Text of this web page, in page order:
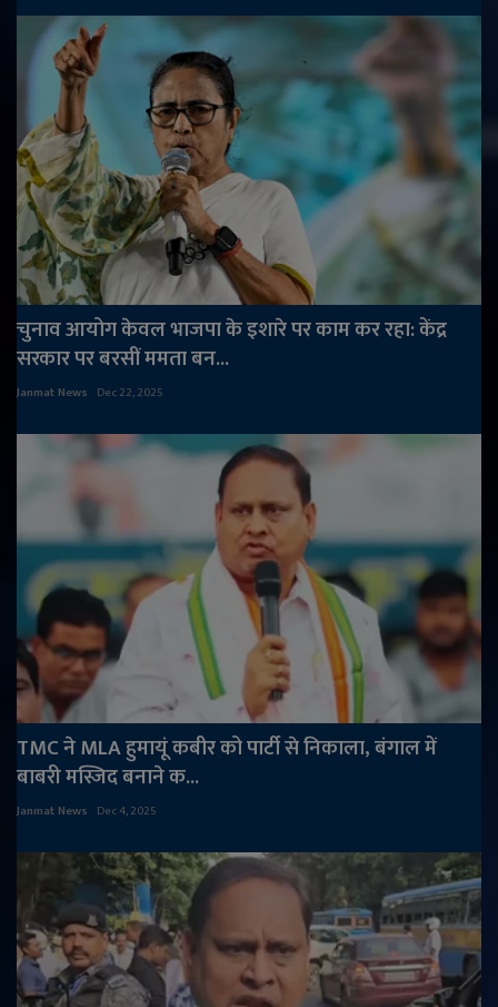
चुनाव आयोग केवल भाजपा के इशारे पर काम कर रहा: केंद्र
सरकार पर बरसीं ममता बन...
Janmat News Dec 22, 2025
TMC ने MLA हुमायूं कबीर को पार्टी से निकाला, बंगाल में
बाबरी मस्जिद बनाने क...
Janmat News Dec 4, 2025